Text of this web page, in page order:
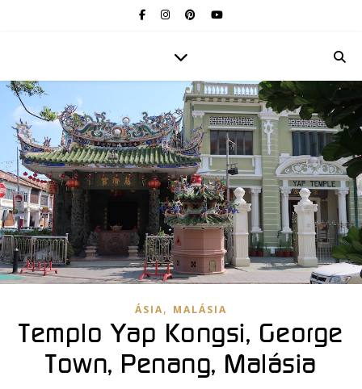
ÁSIA, MALÁSIA
Templo Yap Kongsi, George
Town, Penang, Malásia